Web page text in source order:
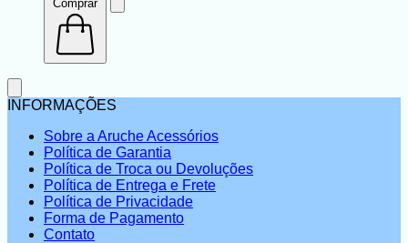
Comprar
INFORMAÇÕES
Sobre a Aruche Acessórios
Política de Garantia
Política de Troca ou Devoluções
Política de Entrega e Frete
Política de Privacidade
Forma de Pagamento
Contato